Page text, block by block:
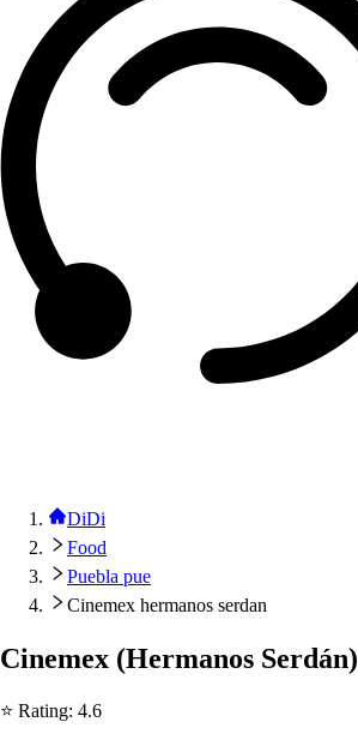
DiDi
Food
Puebla pue
Cinemex hermanos serdan
Cinemex (Hermanos Serdán)
⭐ Rating: 4.6